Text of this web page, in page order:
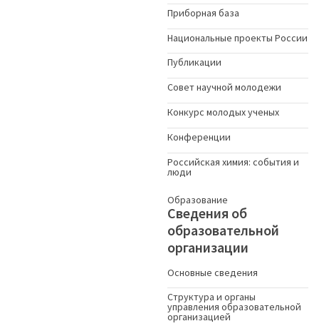
Приборная база
Национальные проекты России
Публикации
Совет научной молодежи
Конкурс молодых ученыx
Конференции
Российская химия: события и
люди
Образование
Сведения об
образовательной
организации
Основные сведения
Структура и органы
управления образовательной
организацией